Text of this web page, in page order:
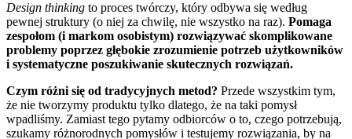
Design thinking to proces twórczy, który odbywa się według
pewnej struktury (o niej za chwilę, nie wszystko na raz). Pomaga
zespołom (i markom osobistym) rozwiązywać skomplikowane
problemy poprzez głębokie zrozumienie potrzeb użytkowników
i systematyczne poszukiwanie skutecznych rozwiązań.
Czym różni się od tradycyjnych metod? Przede wszystkim tym,
że nie tworzymy produktu tylko dlatego, że na taki pomysł
wpadliśmy. Zamiast tego pytamy odbiorców o to, czego potrzebują,
szukamy różnorodnych pomysłów i testujemy rozwiązania, by na